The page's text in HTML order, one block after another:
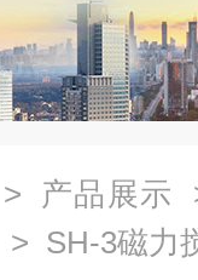
> 产品展示
> SH-3磁力